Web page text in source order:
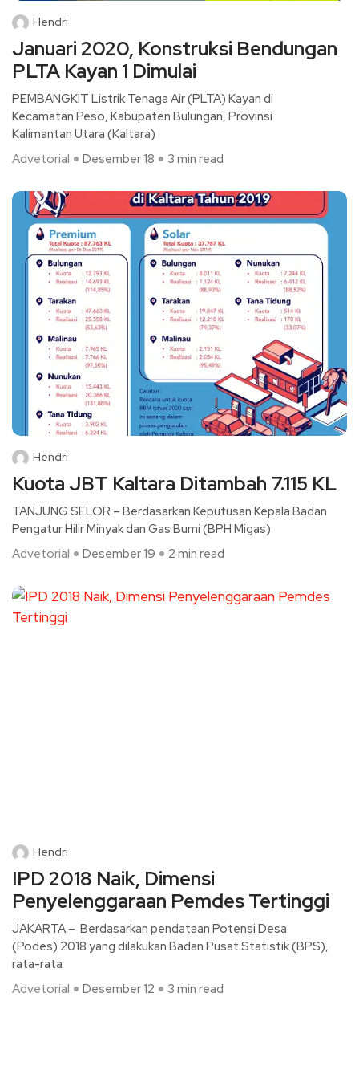
Hendri
Januari 2020, Konstruksi Bendungan
PLTA Kayan 1 Dimulai
PEMBANGKIT Listrik Tenaga Air (PLTA) Kayan di
Kecamatan Peso, Kabupaten Bulungan, Provinsi
Kalimantan Utara (Kaltara)
Advetorial
Desember 18 3 min read
Hendri
Kuota JBT Kaltara Ditambah 7.115 KL
TANJUNG SELOR – Berdasarkan Keputusan Kepala Badan
Pengatur Hilir Minyak dan Gas Bumi (BPH Migas)
Advetorial
Desember 19 2 min read
Hendri
IPD 2018 Naik, Dimensi
Penyelenggaraan Pemdes Tertinggi
JAKARTA – Berdasarkan pendataan Potensi Desa
(Podes) 2018 yang dilakukan Badan Pusat Statistik (BPS),
rata-rata
Advetorial
Desember 12 3 min read